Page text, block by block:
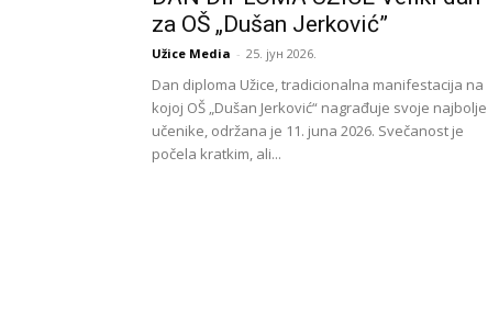
za OŠ „Dušan Jerković”
Užice Media - 25. јун 2026.
Dan diploma Užice, tradicionalna manifestacija na
kojoj OŠ „Dušan Jerković“ nagrađuje svoje najbolje
učenike, održana je 11. juna 2026. Svečanost je
počela kratkim, ali...